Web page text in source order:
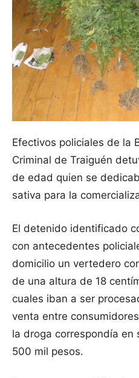
Efectivos policiales de la
Criminal de Traiguén
de edad quien se
sativa para la
El detenido identificado
con antecedentes
domicilio un vertedero
de una altura de 18
cuales iban a ser
venta entre
la droga correspondía en
500 mil pesos.